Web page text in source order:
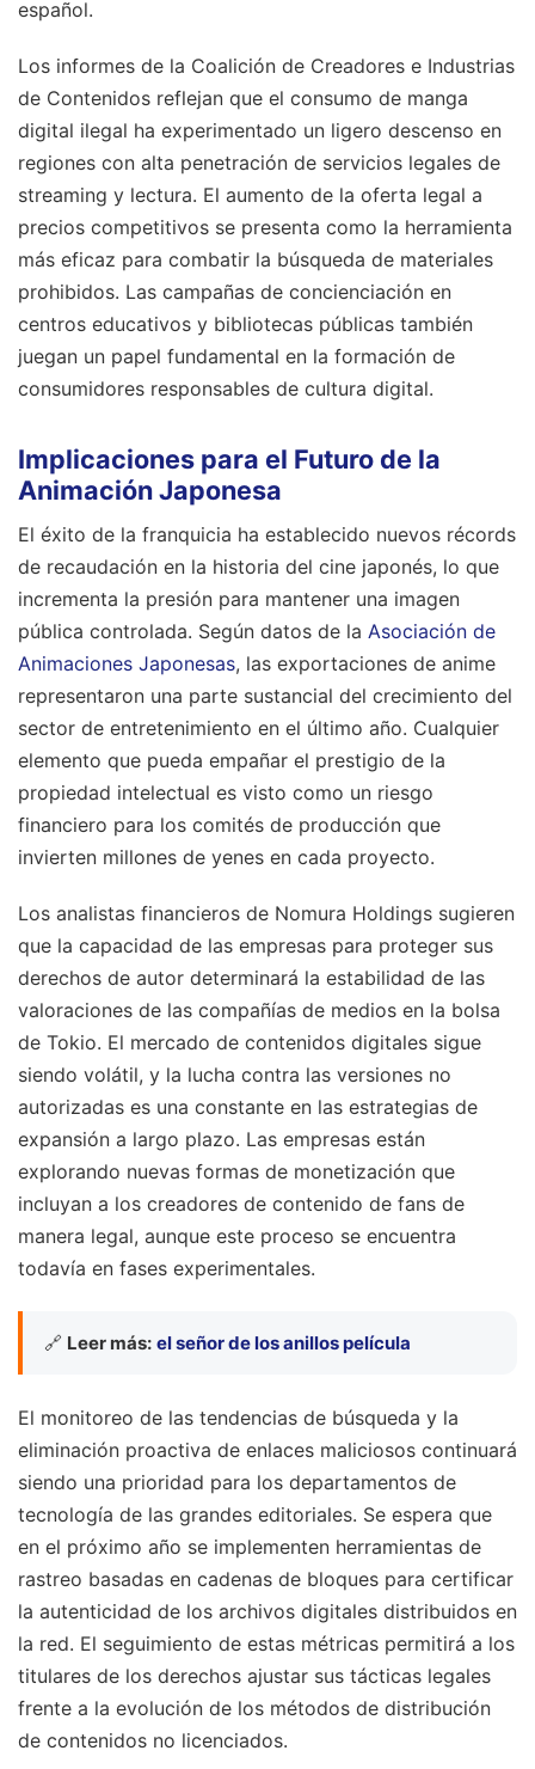
español.
Los informes de la Coalición de Creadores e Industrias
de Contenidos reflejan que el consumo de manga
digital ilegal ha experimentado un ligero descenso en
regiones con alta penetración de servicios legales de
streaming y lectura. El aumento de la oferta legal a
precios competitivos se presenta como la herramienta
más eficaz para combatir la búsqueda de materiales
prohibidos. Las campañas de concienciación en
centros educativos y bibliotecas públicas también
juegan un papel fundamental en la formación de
consumidores responsables de cultura digital.
Implicaciones para el Futuro de la
Animación Japonesa
El éxito de la franquicia ha establecido nuevos récords
de recaudación en la historia del cine japonés, lo que
incrementa la presión para mantener una imagen
pública controlada. Según datos de la Asociación de
Animaciones Japonesas, las exportaciones de anime
representaron una parte sustancial del crecimiento del
sector de entretenimiento en el último año. Cualquier
elemento que pueda empañar el prestigio de la
propiedad intelectual es visto como un riesgo
financiero para los comités de producción que
invierten millones de yenes en cada proyecto.
Los analistas financieros de Nomura Holdings sugieren
que la capacidad de las empresas para proteger sus
derechos de autor determinará la estabilidad de las
valoraciones de las compañías de medios en la bolsa
de Tokio. El mercado de contenidos digitales sigue
siendo volátil, y la lucha contra las versiones no
autorizadas es una constante en las estrategias de
expansión a largo plazo. Las empresas están
explorando nuevas formas de monetización que
incluyan a los creadores de contenido de fans de
manera legal, aunque este proceso se encuentra
todavía en fases experimentales.
🔗 Leer más: el señor de los anillos película
El monitoreo de las tendencias de búsqueda y la
eliminación proactiva de enlaces maliciosos continuará
siendo una prioridad para los departamentos de
tecnología de las grandes editoriales. Se espera que
en el próximo año se implementen herramientas de
rastreo basadas en cadenas de bloques para certificar
la autenticidad de los archivos digitales distribuidos en
la red. El seguimiento de estas métricas permitirá a los
titulares de los derechos ajustar sus tácticas legales
frente a la evolución de los métodos de distribución
de contenidos no licenciados.